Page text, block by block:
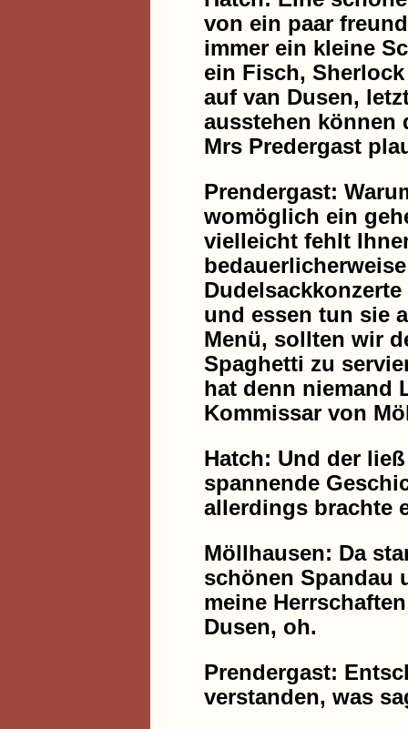
von ein paar
immer ein kleine
ein Fisch,
auf van Dusen,
ausstehen können
Mrs Predergast
Prendergast:
womöglich ein
vielleicht fehlt
und essen tun sie
Menü, sollten wir
Spaghetti zu
hat denn niemand
Kommissar von
Hatch: Und der
spannende
allerdings brachte
Möllhausen: Da
schönen Spandau
meine
Dusen, oh.
Prendergast:
verstanden, was